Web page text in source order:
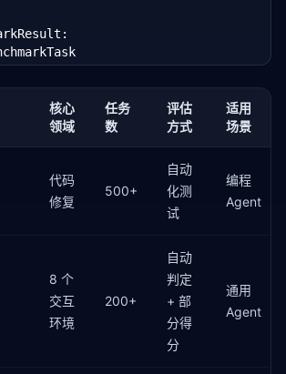
bool
int
List[Dict ] # 所有工具调用记录
Dict
评测运行器"""
.envs = environments
.results: [BenchmarkResult] = []
run_task(
, task: BenchmarkTask) -
核心
领域
任务
数
评估
方式
适用
场景
代码
修复
500+
自动
化测
试
编程
Agent
8 个
交互
环境
200+
自动
判定
+ 部
分得
分
通用
Agent